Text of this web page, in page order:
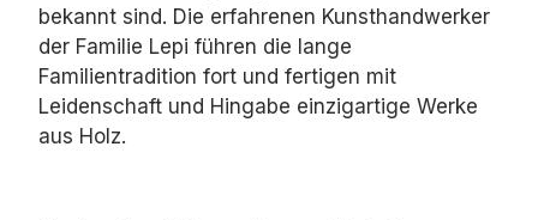
bekannt sind. Die erfahrenen Kunsthandwerker
der Familie Lepi führen die lange
Familientradition fort und fertigen mit
Leidenschaft und Hingabe einzigartige Werke
aus Holz.